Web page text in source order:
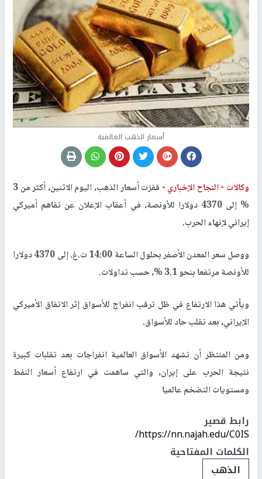
أسعار الذهب العالمية
وكالات -النجاح الإخباري -
قفزت أسعار الذهب، اليوم الاثنين، أكثر من 3
% إلى 4370 دولارا للأونصة، في أعقاب الإعلان عن تفاهم أميركي
إيراني لإنهاء الحرب.
ووصل سعر المعدن الأصفر بحلول الساعة 14:00 ت.غ. إلى 4370 دولارا
للأونصة مرتفعا بنحو 3.1 %، حسب تداولات
.
ويأتي هذا الارتفاع في ظل ترقب انفراج للأسواق إثر الاتفاق الأميركي
الإيراني، بعد تقلب حاد للأسواق.
ومن المنتظر أن تشهد الأسواق العالمية انفراجات بعد تقلبات كبيرة
نتيجة الحرب على إيران، والتي ساهمت في ارتفاع أسعار النفط
ومستويات التضخم عالميا
رابط قصير
https://nn.najah.edu/C0IS/
الكلمات المفتاحية
الذهب